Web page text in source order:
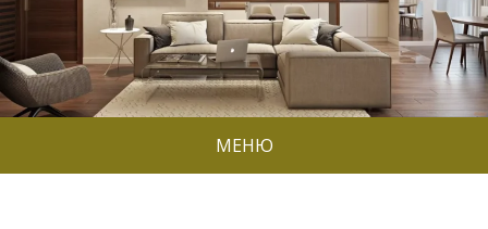
МЕНЮ